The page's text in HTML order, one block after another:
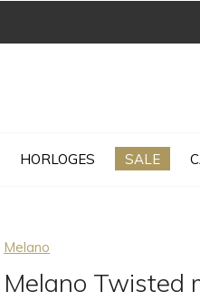
HORLOGES SALE
Melano
Melano Twisted